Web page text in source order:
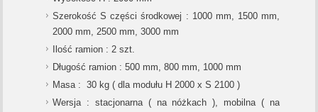
Szerokość S części środkowej : 1000 mm, 1500 mm,
2000 mm, 2500 mm, 3000 mm
Ilość ramion : 2 szt.
Długość ramion : 500 mm, 800 mm, 1000 mm
Masa : 30 kg ( dla modułu H 2000 x S 2100 )
Wersja : stacjonarna ( na nóżkach ), mobilna ( na